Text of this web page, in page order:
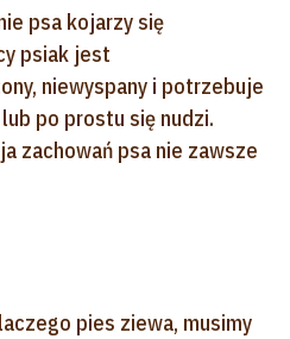
psa kojarzy się
psiak jest
niewyspany i potrzebuje
po prostu się nudzi.
zachowań psa nie zawsze
pies ziewa, musimy